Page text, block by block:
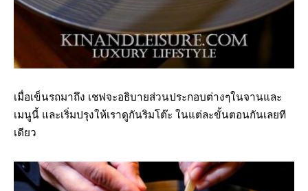
เมื่อเข็นรถมาถึง เชฟจะอธิบายส่วนประกอบต่างๆในจานและ
เมนูนี้ และเริ่มปรุงให้เราดูกันริมโต๊ะ ในแต่ละขั้นตอนกันเลยที
เดียว